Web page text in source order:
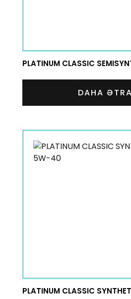
PLATINUM CLASSIC
DAHA
PLATINUM CLASSIC